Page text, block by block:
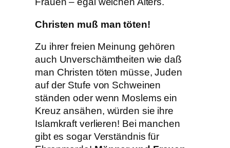
Christen muß man töten!
Zu ihrer freien Meinung gehören
auch Unverschämtheiten wie daß
man Christen töten müsse, Juden
auf der Stufe von Schweinen
ständen oder wenn Moslems ein
Kreuz ansähen, würden sie ihre
Islamkraft verlieren! Bei manchen
gibt es sogar Verständnis für